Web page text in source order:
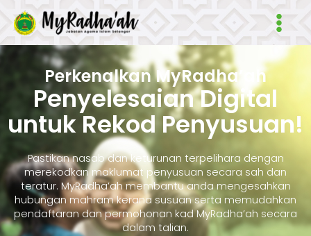
Main
Perkenalkan MyRadha’ah
Penyelesaian Digital
untuk Rekod Penyusuan!
Pastikan nasab dan keturunan terpelihara dengan
merekodkan maklumat penyusuan secara sah dan
teratur. MyRadha’ah membantu anda mengesahkan
hubungan mahram kerana susuan serta memudahkan
pendaftaran dan permohonan kad MyRadha’ah secara
dalam talian.